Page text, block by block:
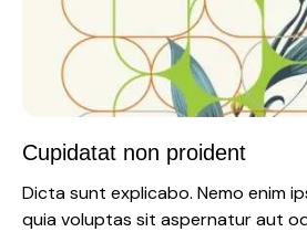
Cupidatat non proident
Dicta sunt explicabo. Nemo enim
quia voluptas sit aspernatur aut